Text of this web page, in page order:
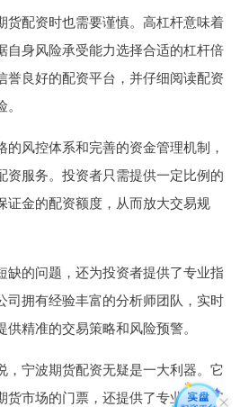
货配资时也需要谨慎。高杠杆意味着
自身风险承受能力选择合适的杠杆倍
誉良好的配资平台，并仔细阅读配资
风控体系和完善的资金管理机制，
资服务。投资者只需提供一定比例的
证金的配资额度，从而放大交易规
缺的问题，还为投资者提供了专业指
司拥有经验丰富的分析师团队，实时
精准的交易策略和风险预警。
，宁波期货配资无疑是一大利器。它
货市场的门票，还提供了专业指导和